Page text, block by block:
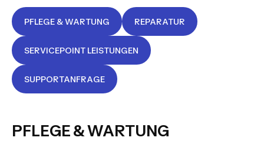
PFLEGE & WARTUNG REPARATUR
SERVICEPOINT LEISTUNGEN
SUPPORTANFRAGE
PFLEGE & WARTUNG